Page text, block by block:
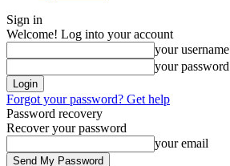
Sign in
Welcome! Log into your account
your username
your password
Forgot your password? Get help
Password recovery
Recover your password
your email